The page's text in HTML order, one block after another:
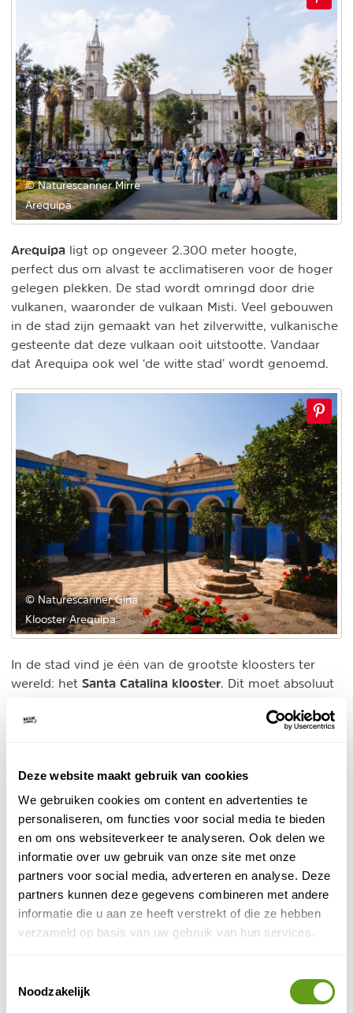
Deze website maakt gebruik van cookies
We gebruiken cookies om content en advertenties te
personaliseren, om functies voor social media te bieden
en om ons websiteverkeer te analyseren. Ook delen we
informatie over uw gebruik van onze site met onze
partners voor social media, adverteren en analyse. Deze
partners kunnen deze gegevens combineren met andere
informatie die u aan ze heeft verstrekt of die ze hebben
verzameld op basis van uw gebruik van hun services.
Noodzakelijk
© Naturescanner Mirre
Arequipa
Arequipa ligt op ongeveer 2.300 meter hoogte,
perfect dus om alvast te acclimatiseren voor de hoger
gelegen plekken. De stad wordt omringd door drie
vulkanen, waaronder de vulkaan Misti. Veel gebouwen
in de stad zijn gemaakt van het zilverwitte, vulkanische
gesteente dat deze vulkaan ooit uitstootte. Vandaar
dat Arequipa ook wel ‘de witte stad’ wordt genoemd.
© Naturescanner Gina
Klooster Arequipa
In de stad vind je één van de grootste kloosters ter
wereld: het Santa Catalina klooster. Dit moet absoluut
rondstruinen tussen de terracotta, blauwe en witte
Arequipa heel veel leuke koffietentjes, zoals Ristretto
Coffee House, Casona Salen en Eco Brunch. Om de
hoek van het Santa Catalina klooster is 13 MONJAS een
aanrader. Hier kun je heerlijk in de zon zitten en
mensen kijken op het terras.